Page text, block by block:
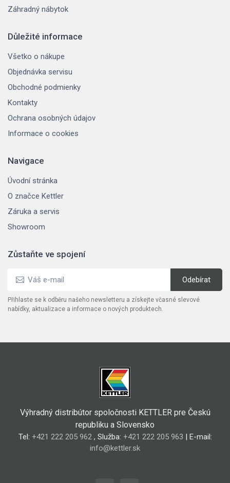
Záhradný nábytok
Důležité informace
Všetko o nákupe
Objednávka servisu
Obchodné podmienky
Kontakty
Ochrana osobných údajov
Informace o cookies
Navigace
Úvodní stránka
O značce Kettler
Záruka a servis
Showroom
Zůstaňte ve spojení
Přihlaste se k odběru našeho newsletteru a získejte včasné slevové
nabídky, aktualizace a informace o nových produktech.
Výhradný distribútor spoločnosti KETTLER pre Českú
republiku a Slovensko
Tel: +421 222 205 962, Služba: +421 222 205 963 | E-mail:
info@kettler.sk